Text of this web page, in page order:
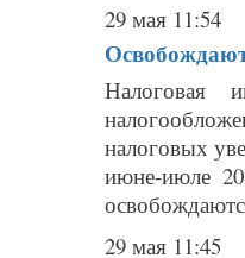
29 мая 11:54
Налоговая
налоговых
июне-июле
29 мая 11:45